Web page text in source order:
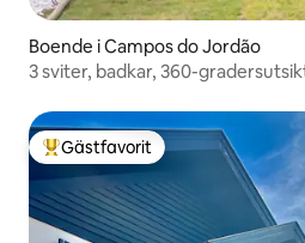
Boende i Campos do Jordão
3 sviter, badkar, 360-
Populär gästfavorit
Gästfavorit